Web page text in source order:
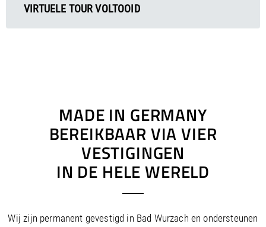
VIRTUELE TOUR VOLTOOID
MADE IN GERMANY
BEREIKBAAR VIA VIER
VESTIGINGEN
IN DE HELE WERELD
Wij zijn permanent gevestigd in Bad Wurzach en ondersteunen